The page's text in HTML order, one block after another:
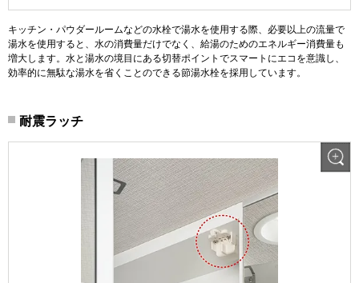
キッチン・パウダールームなどの水栓で湯水を使用する際、必要以上の流量で
湯水を使用すると、水の消費量だけでなく、給湯のためのエネルギー消費量も
増大します。水と湯水の境目にある切替ポイントでスマートにエコを意識し、
効率的に無駄な湯水を省くことのできる節湯水栓を採用しています。
耐震ラッチ